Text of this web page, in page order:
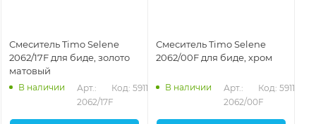
Смеситель Timo Selene
2062/17F для биде, золото
матовый
В наличии
Арт.:
2062/17F
Код: 59118
Смеситель Timo Selene
2062/00F для биде, хром
В наличии
Арт.:
2062/00F
Код: 59116